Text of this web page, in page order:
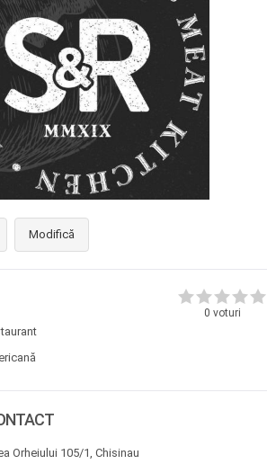
Modifică
0 voturi
Orheiului 105/1, Chisinau